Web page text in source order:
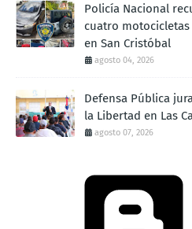
Policía Nacional
cuatro
en San Cristóbal
agosto 04, 2026
Defensa Pública
la Libertad en Las
agosto 07, 2026